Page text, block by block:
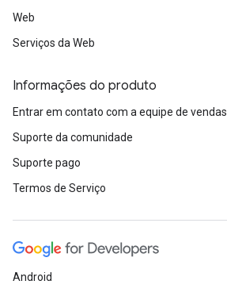
Web
Serviços da Web
Informações do produto
Entrar em contato com a equipe de vendas
Suporte da comunidade
Suporte pago
Termos de Serviço
Android